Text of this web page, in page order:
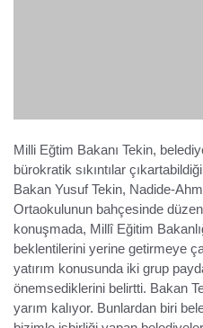
Milli Eğtim Bakanı Tekin,
bürokratik sıkıntılar
Bakan Yusuf Tekin, Nadide-
Ortaokulunun bahçesinde
konuşmada, Millî Eğitim
beklentilerini yerine getirmeye
yatırım konusunda iki grup
önemsediklerini belirtti. Bakan
yarım kalıyor. Bunlardan biri